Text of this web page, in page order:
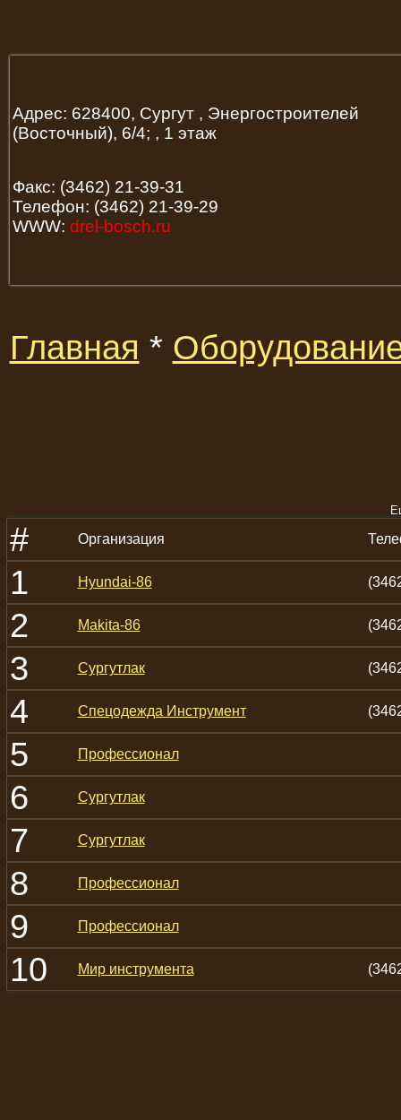
Адрес: 628400, Сургут , Энергостроителей
(Восточный), 6/4; , 1 этаж
Факс: (3462) 21-39-31
Телефон: (3462) 21-39-29
WWW: drel-bosch.ru
Главная *
# Организация
1 Hyundai-86
2 Makita-86
3 Сургутлак
4 Спецодежда Инструмент
5 Профессионал
6 Сургутлак
7 Сургутлак
8 Профессионал
9 Профессионал
10 Мир инструмента